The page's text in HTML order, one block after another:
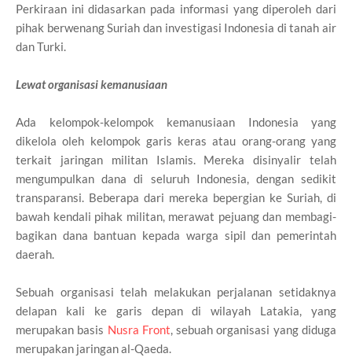
Perkiraan ini didasarkan pada informasi yang diperoleh dari
pihak berwenang Suriah dan investigasi Indonesia di tanah air
dan Turki.
Lewat organisasi kemanusiaan
Ada kelompok-kelompok kemanusiaan Indonesia yang
dikelola oleh kelompok garis keras atau orang-orang yang
terkait jaringan militan Islamis. Mereka disinyalir telah
mengumpulkan dana di seluruh Indonesia, dengan sedikit
transparansi. Beberapa dari mereka bepergian ke Suriah, di
bawah kendali pihak militan, merawat pejuang dan membagi-
bagikan dana bantuan kepada warga sipil dan pemerintah
daerah.
Sebuah organisasi telah melakukan perjalanan setidaknya
delapan kali ke garis depan di wilayah Latakia, yang
merupakan basis Nusra Front, sebuah organisasi yang diduga
merupakan jaringan al-Qaeda.